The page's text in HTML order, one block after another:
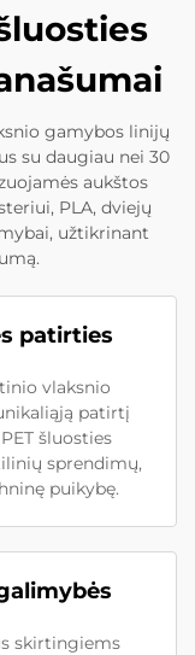
gamybos linijų
su daugiau nei 30
aukštos
PLA, dviejų
užtikrinant
patirties
vlaksnio
patirtį
šluosties
sprendimų,
puikybę.
skirtingiems